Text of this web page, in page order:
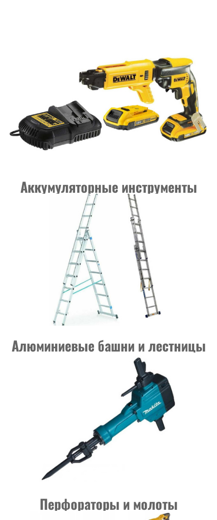
Аккумуляторные инструменты
Алюминиевые башни и лестницы
Перфораторы и молоты